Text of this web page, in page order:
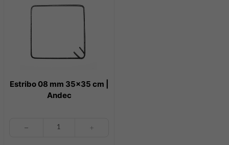
Estribo 08 mm 35×35 cm |
Andec